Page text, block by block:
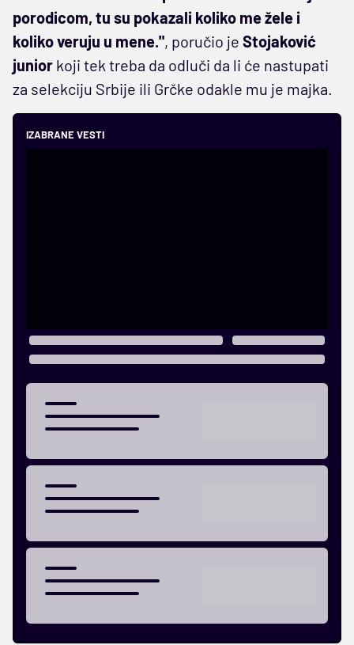
porodicom, tu su pokazali koliko me žele i
koliko veruju u mene.", poručio je Stojaković
junior koji tek treba da odluči da li će nastupati
za selekciju Srbije ili Grčke odakle mu je majka.
IZABRANE VESTI